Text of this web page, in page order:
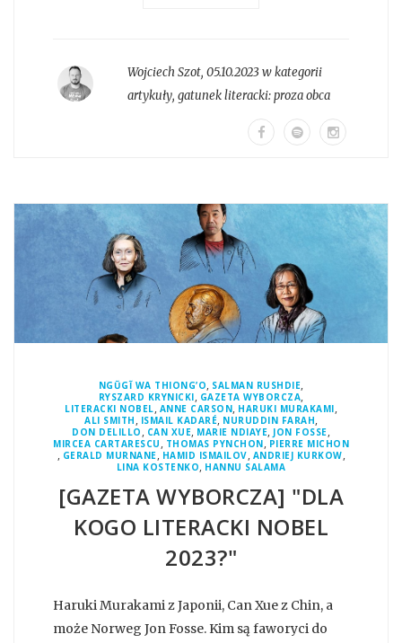
Wojciech Szot, 05.10.2023 w kategorii
artykuły, gatunek literacki:proza obca
NGŨGĨ WA THIONG’O, SALMAN RUSHDIE,
RYSZARD KRYNICKI, GAZETA WYBORCZA,
LITERACKI NOBEL, ANNE CARSON, HARUKI MURAKAMI,
ALI SMITH , ISMAIL KADARÉ, NURUDDIN FARAH,
DON DELILLO , CAN XUE, MARIE NDIAYE, JON FOSSE,
MIRCEA CARTARESCU , THOMAS PYNCHON, PIERRE MICHON
, GERALD MURNANE, HAMID ISMAILOV, ANDRIEJ KURKOW,
LINA KOSTENKO, HANNU SALAMA
[GAZETA WYBORCZA] "DLA
KOGO LITERACKI NOBEL
2023?"
Haruki Murakami z Japonii, Can Xue z Chin, a
może Norweg Jon Fosse. Kim są faworyci do